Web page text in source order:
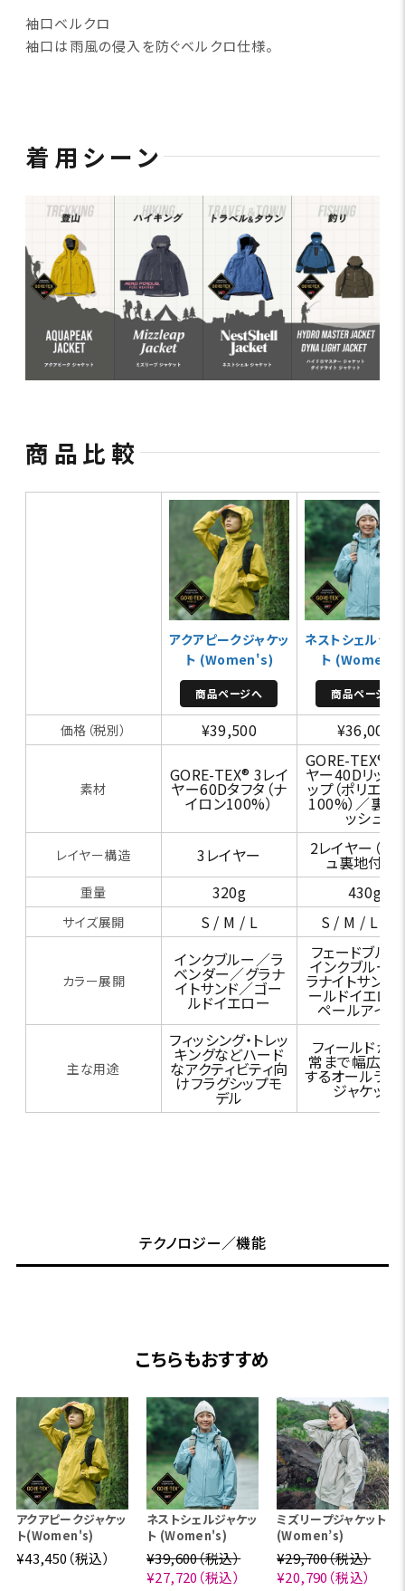
袖口ベルクロ
袖口は雨風の侵入を防ぐベルクロ仕様。
着用シーン
商品比較
アクアピークジャケッ
ト (Women's)
商品ページへ
ネストシェルジャ
ト
商品ページへ
価格（税別） ¥39,500 ¥36,000
素材
GORE-TEX® 3レイ
ヤー60Dタフタ（ナ
イロン100%）
GORE-TEX® 2
ヤー40Dリップ
ップ（ポリエス
100%）／裏地
ッシュ
レイヤー構造 3レイヤー 2レイヤー（メ
ュ裏地付き）
重量 320g 430g
サイズ展開 S / M / L S / M / L /
カラー展開
インクブルー／ラ
ベンダー／グラナ
イトサンド／ゴー
ルドイエロー
フェードブル
インクブルー
ラナイトサンド
ールドイエロ
ペールアイリ
主な用途
フィッシング・トレッ
キングなどハード
なアクティビティ向
けフラグシップモ
デル
フィールドか
常まで幅広く
するオールラウ
ジャケット
テクノロジー／機能
こちらもおすすめ
アクアピークジャケッ
ト(Women's)
¥43,450（税込）
ネストシェルジャケッ
ト (Women's)
¥39,600（税込）
¥27,720（税込）
ミズリープジャケット
(Women’s)
¥29,700（税込）
¥20,790（税込）